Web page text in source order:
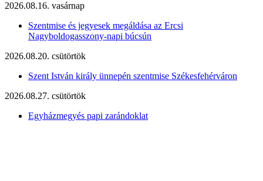
2026.08.16. vasárnap
Szentmise és jegyesek megáldása az Ercsi
Nagyboldogasszony-napi búcsún
2026.08.20. csütörtök
Szent István király ünnepén szentmise Székesfehérváron
2026.08.27. csütörtök
Egyházmegyés papi zarándoklat